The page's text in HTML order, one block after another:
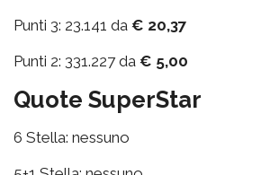
Punti 3: 23.141 da € 20,37
Punti 2: 331.227 da € 5,00
Quote SuperStar
6 Stella: nessuno